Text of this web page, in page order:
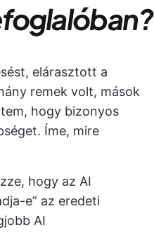
elárasztott a
remek volt, mások
hogy bizonyos
Íme, mire
hogy az AI
e” az eredeti
AI